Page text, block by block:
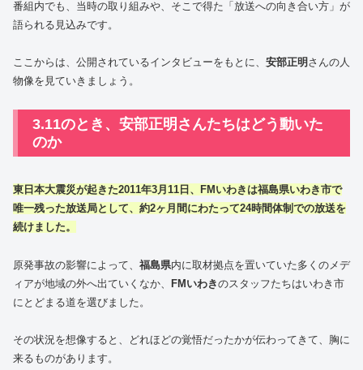
番組内でも、当時の取り組みや、そこで得た「放送への向き合い方」が
語られる見込みです。
ここからは、公開されているインタビューをもとに、 安部正明 さんの人
物像を見ていきましょう。
3.11のとき、安部正明さんたちはどう動いた
のか
東日本大震災が起きた2011年3月11日、FMいわきは福島県いわき市で
唯一残った放送局として、約2ヶ月間にわたって24時間体制での放送を
続けました。
原発事故の影響によって、 福島県内に取材拠点を置いていた多くのメデ
ィアが地域の外へ出ていくなか、 FMいわきのスタッフたちはいわき市
にとどまる道を選びました。
その状況を想像すると、どれほどの覚悟だったかが伝わってきて、胸に
来るものがあります。